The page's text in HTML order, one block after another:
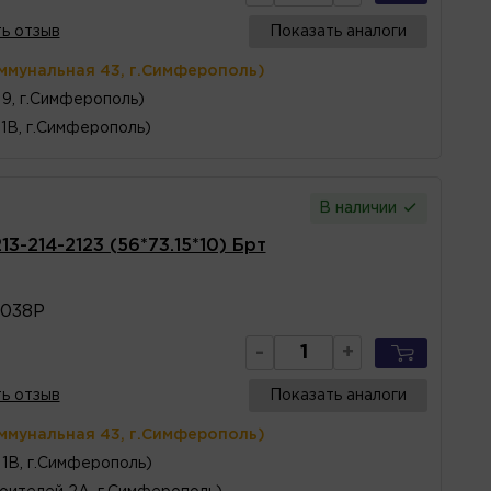
отзыв Показать аналоги
43, г.Симферополь)
9, г.Симферополь)
г.Симферополь)
В наличии
214-2123 (56*73.15*10) Брт
- +
отзыв Показать аналоги
43, г.Симферополь)
г.Симферополь)